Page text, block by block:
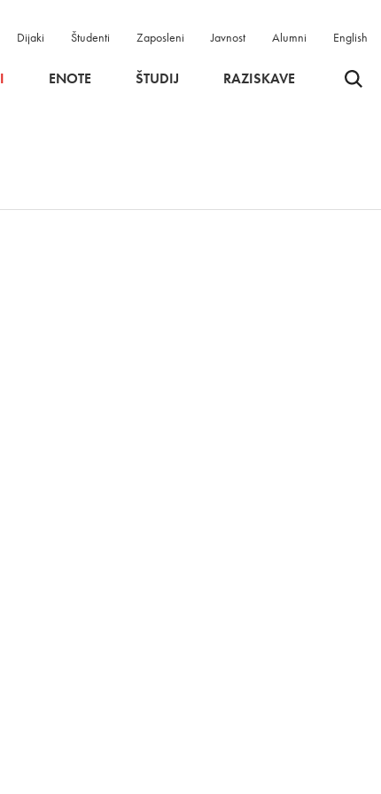
Dijaki Študenti Zaposleni Javnost Alumni English
ENOTE ŠTUDIJ RAZISKAVE Odpri